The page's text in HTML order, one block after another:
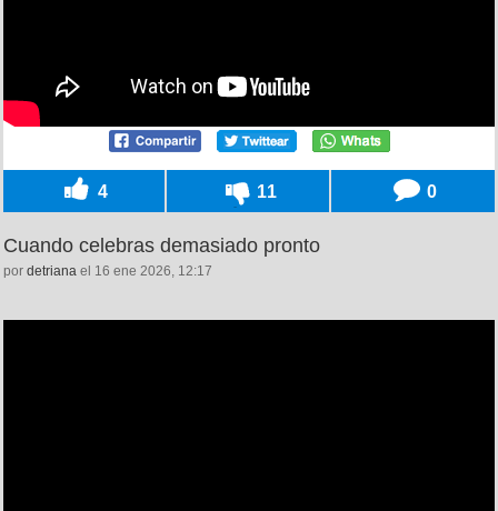
4 11 0
Cuando celebras demasiado pronto
por detriana el 16 ene 2026, 12:17